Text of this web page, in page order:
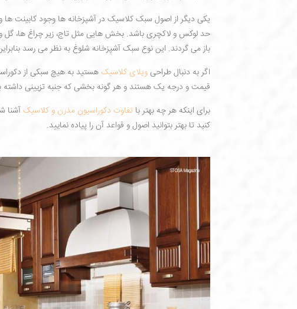
یکی دیگر از اصول سبک کلاسیک در آشپزخانه ها وجود
حد لوکس و لاکچری باشد. بخش هایی مثل تاج، زیر چراغ
باز می گردند. این نوع سبک آشپزخانه شلوغ به نظر می رسد
اگر به دنبال طراحیویلای کلاسیکهستید به هیچ سبکی از
قیمت و درجه یک هستند و هر گونه بخشی که جنبه تزیینی داشته
برای اینکه هر چه بهتر با تفاوت دکوراسیون مدرن و کلاسیکآشنا
کنید تا بهتر بتوانید اصول و قواعد آن را پیاده نمایید.